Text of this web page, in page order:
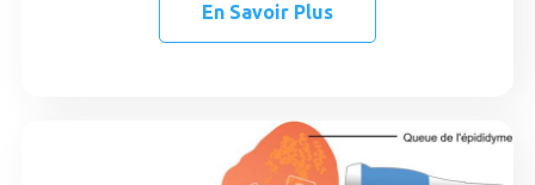
En Savoir Plus